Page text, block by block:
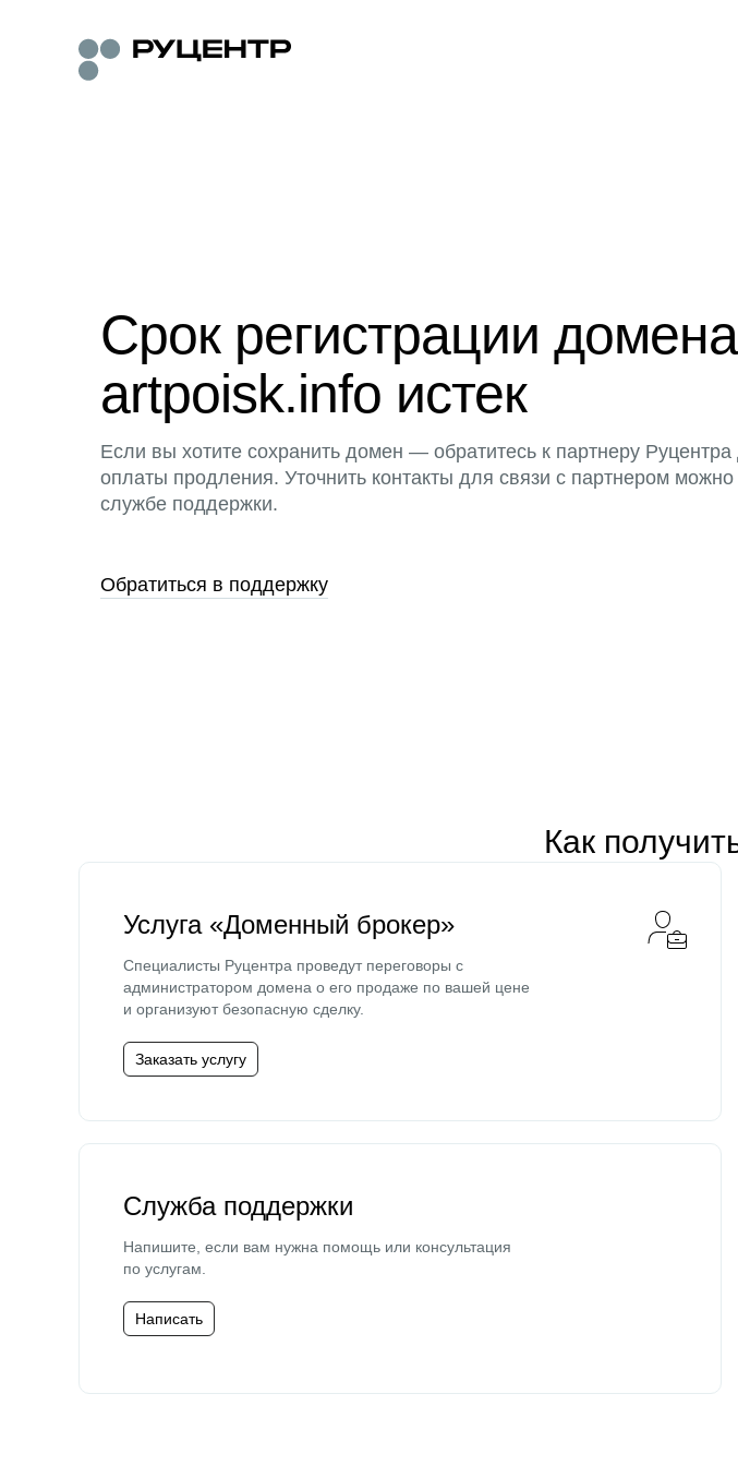
Срок регистрации домена
artpoisk.info истек
Если вы хотите сохранить домен — обратитесь к партнеру Руцентра
оплаты продления. Уточнить контакты для связи с партнером можно
службе поддержки.
Обратиться в поддержку
Как
Услуга «Доменный брокер»
Специалисты Руцентра проведут переговоры с
администратором домена о его продаже по вашей цене
и организуют безопасную сделку.
Заказать услугу
Служба поддержки
Напишите, если вам нужна помощь или консультация
по услугам.
Написать